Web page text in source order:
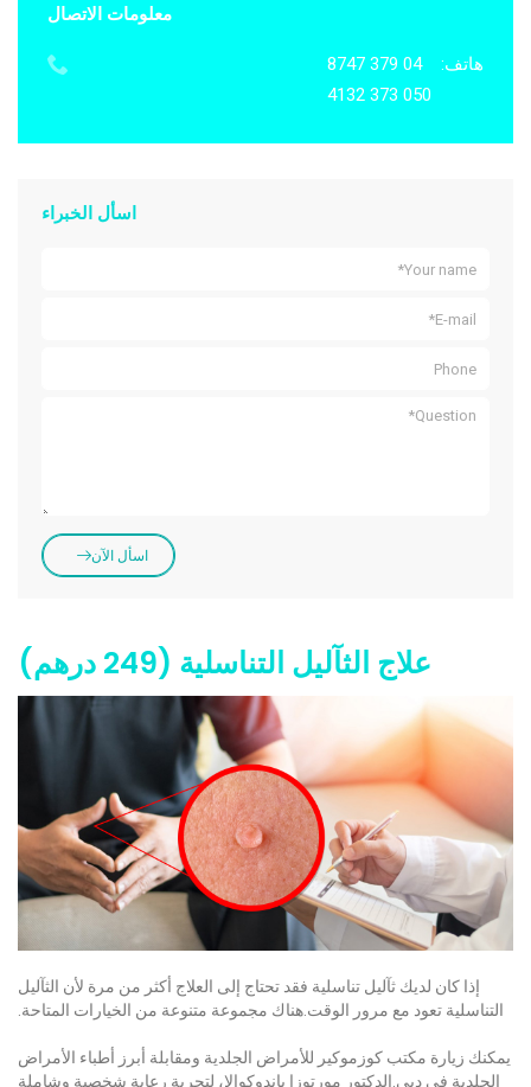
معلومات الاتصال
هاتف:
04 379 8747
050 373 4132
اسأل الخبراء
اسأل الآن
علاج الثآليل التناسلية (249 درهم)
إذا كان لديك ثآليل تناسلية فقد تحتاج إلى العلاج أكثر من مرة لأن الثآليل
التناسلية تعود مع مرور الوقت.هناك مجموعة متنوعة من الخيارات المتاحة.
يمكنك زيارة مكتب كوزموكير للأمراض الجلدية ومقابلة أبرز أطباء الأمراض
الجلدية في دبي.الدكتور مورتوزا باندوكوالا، لتجربة رعاية شخصية وشاملة